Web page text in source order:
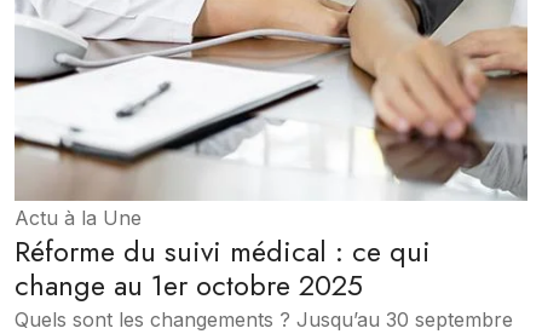
Actu à la Une
Réforme du suivi médical : ce qui
change au 1er octobre 2025
Quels sont les changements ? Jusqu’au 30 septembre